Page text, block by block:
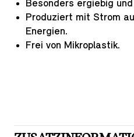
Besonders ergiebig
Produziert mit Strom
Energien.
Frei von Mikroplastik.